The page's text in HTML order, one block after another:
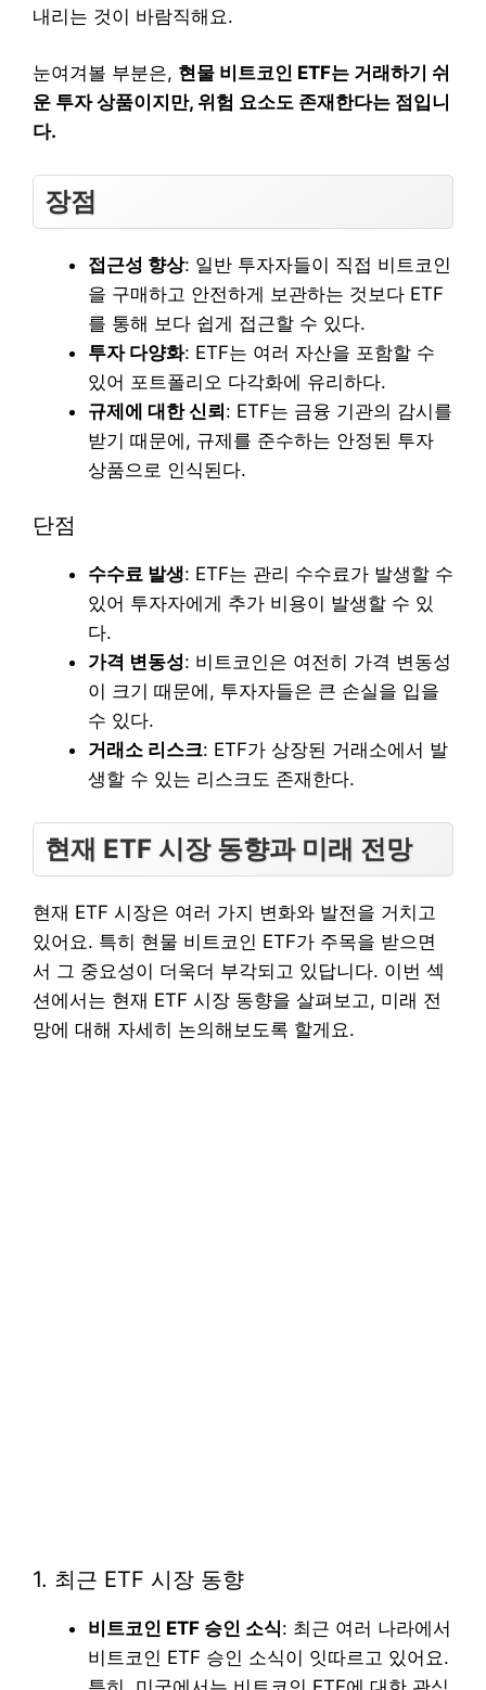
내리는 것이 바람직해요.
눈여겨볼 부분은, 현물 비트코인 ETF는 거래하기 쉬
운 투자 상품이지만, 위험 요소도 존재한다는 점입니
다.
장점
접근성 향상: 일반 투자자들이 직접 비트코인
을 구매하고 안전하게 보관하는 것보다 ETF
를 통해 보다 쉽게 접근할 수 있다.
투자 다양화: ETF는 여러 자산을 포함할 수
있어 포트폴리오 다각화에 유리하다.
규제에 대한 신뢰: ETF는 금융 기관의 감시를
받기 때문에, 규제를 준수하는 안정된 투자
상품으로 인식된다.
단점
수수료 발생: ETF는 관리 수수료가 발생할 수
있어 투자자에게 추가 비용이 발생할 수 있
다.
가격 변동성: 비트코인은 여전히 가격 변동성
이 크기 때문에, 투자자들은 큰 손실을 입을
수 있다.
거래소 리스크: ETF가 상장된 거래소에서 발
생할 수 있는 리스크도 존재한다.
현재 ETF 시장 동향과 미래 전망
현재 ETF 시장은 여러 가지 변화와 발전을 거치고
있어요. 특히 현물 비트코인 ETF가 주목을 받으면
서 그 중요성이 더욱더 부각되고 있답니다. 이번 섹
션에서는 현재 ETF 시장 동향을 살펴보고, 미래 전
망에 대해 자세히 논의해보도록 할게요.
1. 최근 ETF 시장 동향
비트코인 ETF 승인 소식: 최근 여러 나라에서
비트코인 ETF 승인 소식이 잇따르고 있어요.